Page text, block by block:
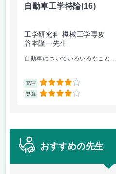
自動車工学特論(16)
工学研究科 機械工学専攻
谷本隆一先生
自動車についていろいろなこと...
充実 4
楽単 4
おすすめの先生